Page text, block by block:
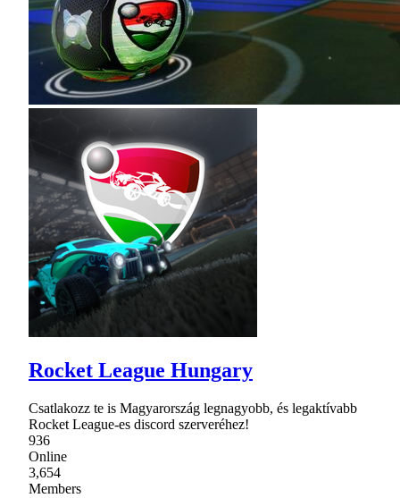
Rocket League Hungary
Csatlakozz te is Magyarország legnagyobb, és legaktívabb
Rocket League-es discord szerveréhez!
936
Online
3,654
Members